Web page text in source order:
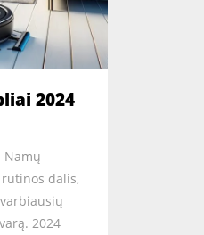
2024
Namų
dalis,
2024